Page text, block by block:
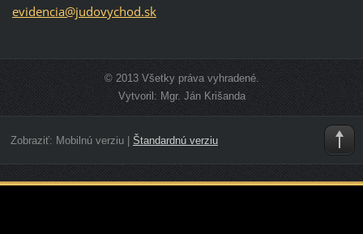
evidencia@judovychod.sk
© 2013 Všetky práva vyhradené.
Vytvoril: Mgr. Ján Krišanda
Zobraziť: Mobilnú verziu| Štandardnú verziu